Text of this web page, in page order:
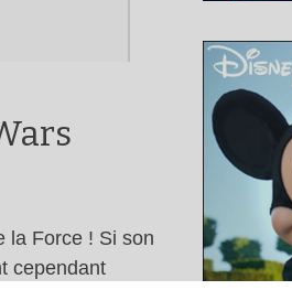
la Force ! Si son
cependant